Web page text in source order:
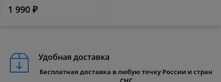
1 990 ₽
Удобная доставка
Бесплатная доставка в любую точку России и стран